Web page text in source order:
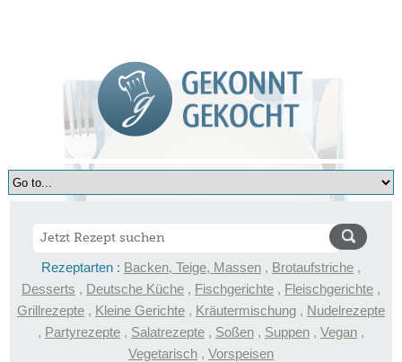
Rezeptarten : Backen, Teige, Massen , Brotaufstriche ,
Desserts , Deutsche Küche , Fischgerichte , Fleischgerichte ,
Grillrezepte , Kleine Gerichte , Kräutermischung , Nudelrezepte
, Partyrezepte , Salatrezepte , Soßen , Suppen , Vegan ,
Vegetarisch , Vorspeisen